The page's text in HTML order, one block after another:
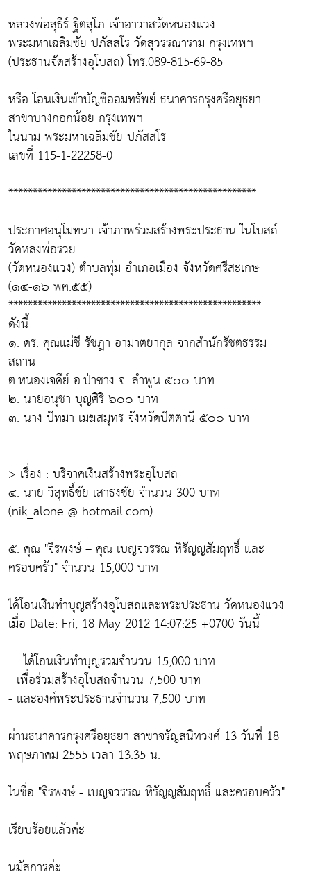
หลวงพ่อสุธีร์ ฐิตสุโภ เจ้าอาวาสวัดหนองแวง
พระมหาเฉลิมชัย ปภัสสโร วัดสุวรรณาราม กรุงเทพฯ
(ประธานจัดสร้างอุโบสถ) โทร.089-815-69-85
หรือ โอนเงินเข้าบัญชีออมทรัพย์ ธนาคารกรุงศรีอยุธยา
สาขาบางกอกน้อย กรุงเทพฯ
ในนาม พระมหาเฉลิมชัย ปภัสสโร
เลขที่ 115-1-22258-0
***************************************************
ประกาศอนุโมทนา เจ้าภาพร่วมสร้างพระประธาน ในโบสถ์
วัดหลงพ่อรวย
(วัดหนองแวง) ตำบลทุ่ม อำเภอเมือง จังหวัดศรีสะเกษ
(๑๔-๑๖ พค.๕๕)
****************************************************
ดังนี้
๑. ดร. คุณแม่ชี รัชฎา อามาตยากุล จากสำนักรัชตธรรม
สถาน
ต.หนองเจดีย์ อ.ป่าซาง จ. ลำพูน ๕๐๐ บาท
๒. นายอนุชา บุญศิริ ๖๐๐ บาท
๓. นาง ปัทมา เมฆสมุทร จังหวัดปัตตานี ๕๐๐ บาท
> เรื่อง : บริจาคเงินสร้างพระอุโบสถ
๔. นาย วิสุทธิ์ชัย เสาธงชัย จำนวน 300 บาท
(nik_alone @ hotmail.com)
๕. คุณ "จิรพงษ์ – คุณ เบญจวรรณ หิรัญญสัมฤทธิ์ และ
ครอบครัว" จำนวน 15,000 บาท
ได้โอนเงินทำบุญสร้างอุโบสถและพระประธาน วัดหนองแวง
เมื่อ Date: Fri, 18 May 2012 14:07:25 +0700 วันนี้
.... ได้โอนเงินทำบุญรวมจำนวน 15,000 บาท
- เพื่อร่วมสร้างอุโบสถจำนวน 7,500 บาท
- และองค์พระประธานจำนวน 7,500 บาท
ผ่านธนาคารกรุงศรีอยุธยา สาขาจรัญสนิทวงศ์ 13 วันที่ 18
พฤษภาคม 2555 เวลา 13.35 น.
ในชื่อ "จิรพงษ์ - เบญจวรรณ หิรัญญสัมฤทธิ์ และครอบครัว"
เรียบร้อยแล้วค่ะ
นมัสการค่ะ